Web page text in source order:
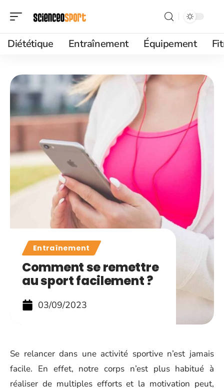
Diététique Entraînement Équipement
Entraînement
Comment se remettre
au sport facilement ?
03/09/2023
Se relancer dans une activité sportive n’est jamais
facile. En effet, notre corps n’est plus habitué à
réaliser de multiples efforts et la motivation peut,